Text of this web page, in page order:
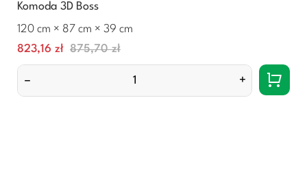
Komoda 3D Boss
120 cm × 87 cm × 39 cm
Cena
823,16 zł Normalna
cena
875,70 zł
– +